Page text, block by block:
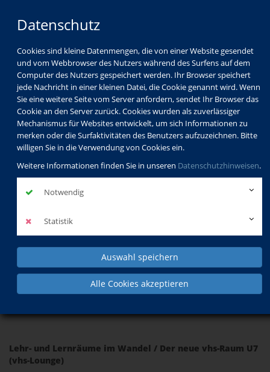
Datenschutz
Cookies sind kleine Datenmengen, die von einer Website gesendet
und vom Webbrowser des Nutzers während des Surfens auf dem
Computer des Nutzers gespeichert werden. Ihr Browser speichert
jede Nachricht in einer kleinen Datei, die Cookie genannt wird. Wenn
Sie eine weitere Seite vom Server anfordern, sendet Ihr Browser das
Cookie an den Server zurück. Cookies wurden als zuverlässiger
Mechanismus für Websites entwickelt, um sich Informationen zu
merken oder die Surfaktivitäten des Benutzers aufzuzeichnen. Bitte
willigen Sie in die Verwendung von Cookies ein.
Weitere Informationen finden Sie in unseren Datenschutzhinweisen.
Notwendig
Statistik
Auswahl speichern
Alle Cookies akzeptieren
Aktuelles
Eröffnung der vhs-Lounge zum Frühjahrsemester
2018
vhs-Lounge zum
2018
Lehr- und Lernräume im Wandel / Der neue vhs-Raum U7
(vhs-Lounge)